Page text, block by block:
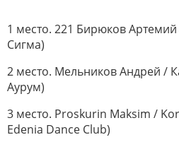
1 место. 221 Бирюков
Сигма)
2 место. Мельников Андрей /
Аурум)
3 место. Proskurin Maksim /
Edenia Dance Club)